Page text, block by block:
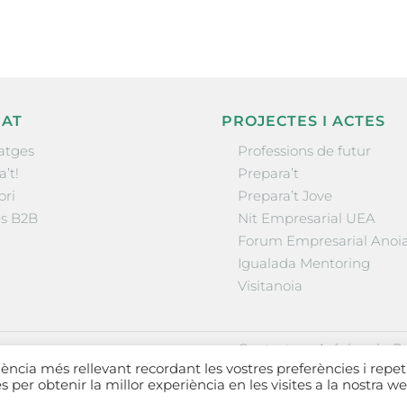
B2B
PROJECTES I ACTES
Professions de futur
Prepara’t
Prepara’t Jove
Nit Empresarial UEA
Forum Empresarial
Igualada Mentoring
Visitanoia
Contactar·Avís legal·
més rellevant recordant les vostres preferències i
per obtenir la millor experiència en les visites a la nostra